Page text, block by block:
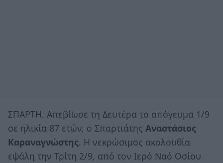
ΣΠΑΡΤΗ. Aπεβίωσε τη Δευτέρα το απόγευμα 1/9
σε ηλικία 87 ετών, ο Σπαρτιάτης Αναστάσιος
Καραναγνώστης. Η νεκρώσιμος ακολουθία
εψάλη την Τρίτη 2/9, από τον Ιερό Ναό Οσίου